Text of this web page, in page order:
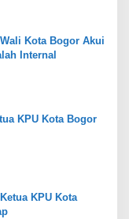
Kota Bogor Akui
Internal
KPU Kota Bogor
KPU Kota